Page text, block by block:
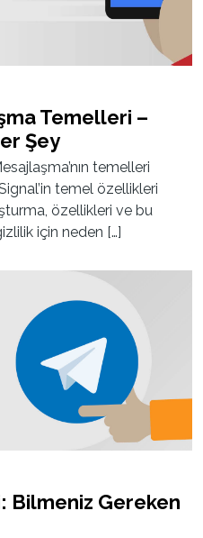
Temelleri –
Şey
temelleri
temel özellikleri
özellikleri ve bu
için neden […]
Bilmeniz Gereken